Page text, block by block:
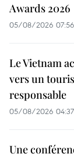
Awards 2026
05/08/2026 07:56
Le Vietnam
vers un
responsable
05/08/2026 04:37
Une